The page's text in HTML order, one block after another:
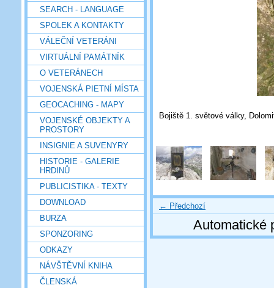
SEARCH - LANGUAGE
SPOLEK A KONTAKTY
VÁLEČNÍ VETERÁNI
VIRTUÁLNÍ PAMÁTNÍK
O VETERÁNECH
VOJENSKÁ PIETNÍ MÍSTA
GEOCACHING - MAPY
VOJENSKÉ OBJEKTY A
PROSTORY
INSIGNIE A SUVENYRY
HISTORIE - GALERIE
HRDINŮ
PUBLICISTIKA - TEXTY
DOWNLOAD
BURZA
SPONZORING
ODKAZY
NÁVŠTĚVNÍ KNIHA
ČLENSKÁ
Bojiště 1. světové války,
← Předchozí
Automatické